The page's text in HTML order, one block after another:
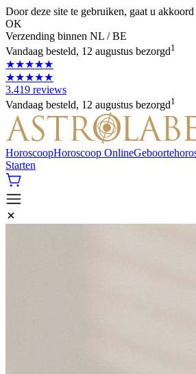
Door deze site te gebruiken, gaat u
OK
Verzending binnen NL / BE
Vandaag besteld, 12 augustus bezorgd1
★★★★★
★★★★★
3.419 reviews
Vandaag besteld, 12 augustus bezorgd1
HoroscoopHoroscoop Online
Starten